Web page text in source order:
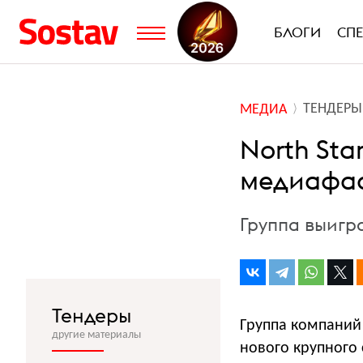
БЛОГИ
МЕДИА ТЕНДЕРЫ
North
Группа
Группа
нового
Тендеры
другие материалы